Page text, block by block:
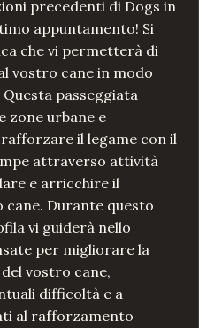
precedenti di Dogs in
appuntamento! Si
che vi permetterà di
vostro cane in modo
passeggiata
zone urbane e
il legame con il
attraverso attività
e arricchire il
Durante questo
vi guiderà nello
per migliorare la
vostro cane,
difficoltà e a
al rafforzamento